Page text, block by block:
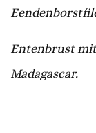
Entenbrust
Madagascar.